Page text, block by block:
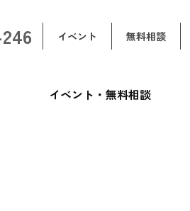
イベント 無料相談
イベント・無料相談